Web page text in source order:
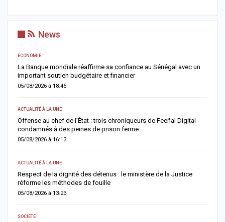
News
avec un
Digital
la Justice
Touba renforce son dispositif sécuritaire avec
commissariat de Touba Tawfekh
05/08/2026 à 08:42
Magal 2026 : les sapeurs-pompiers enregistrent 25
de 800 victimes, les accidents de la route restent la…
04/08/2026 à 18:52
Sangomar : le gouvernement démonte les chiffres
détaille les véritables revenus pétroliers du Sénégal
04/08/2026 à 16:25